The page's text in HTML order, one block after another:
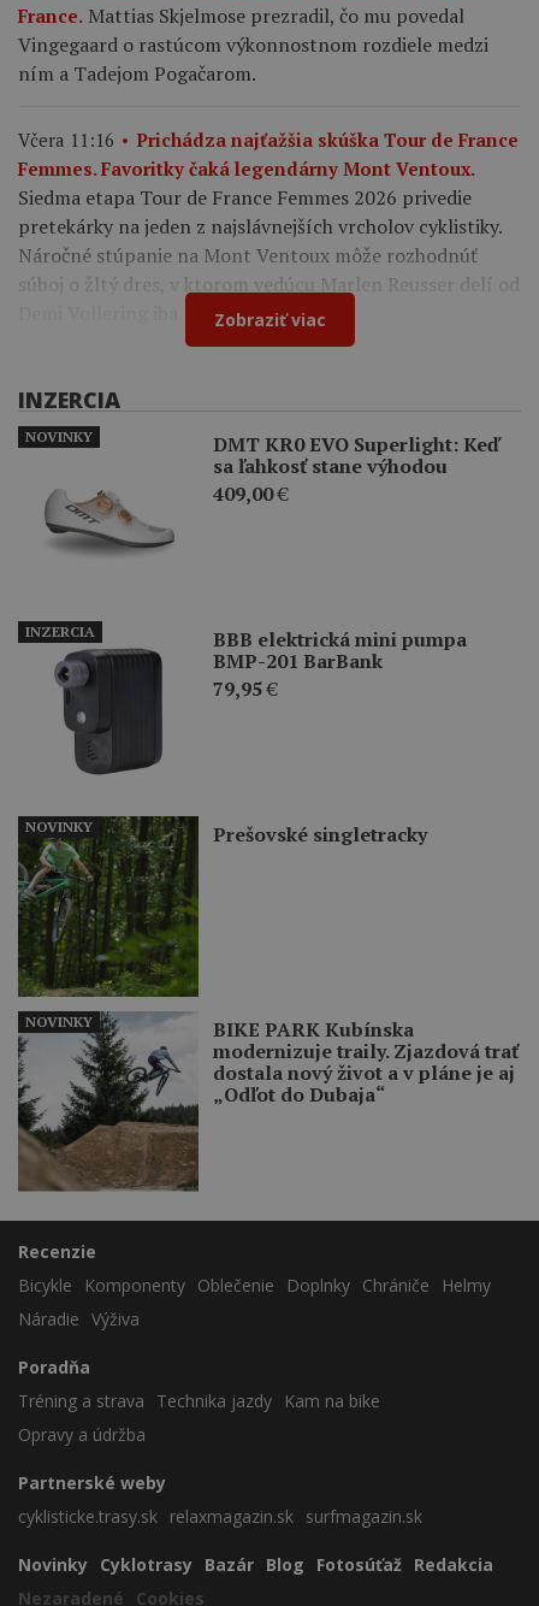
France. Mattias Skjelmose prezradil, čo mu povedal
Vingegaard o rastúcom výkonnostnom rozdiele medzi
ním a Tadejom Pogačarom.
Včera 11:16
Prichádza najťažšia skúška Tour de France
Femmes. Favoritky čaká legendárny Mont Ventoux.
Siedma etapa Tour de France Femmes 2026 privedie
pretekárky na jeden z najslávnejších vrcholov cyklistiky.
Náročné stúpanie na Mont Ventoux môže rozhodnúť
súboj o žltý dres, v ktorom vedúcu Marlen Reusser delí od
Demi Vollering iba 12 sekúnd.
Zobraziť viac
INZERCIA
DMT KR0 EVO Superlight: Keď
sa ľahkosť stane výhodou
409,00€
NOVINKY
BBB elektrická mini pumpa
BMP-201 BarBank
79,95€
INZERCIA
Prešovské singletracky
NOVINKY
BIKE PARK Kubínska
modernizuje traily. Zjazdová trať
dostala nový život a v pláne je aj
„Odľot do Dubaja“
NOVINKY
Recenzie
Bicykle
Komponenty Oblečenie Doplnky Chrániče
Helmy
Náradie Výživa
Poradňa
Tréning a strava
Technika jazdy
Kam na bike
Opravy a údržba
Partnerské weby
cyklisticke.trasy.sk relaxmagazin.sk surfmagazin.sk
Novinky Cyklotrasy Bazár Blog Fotosúťaž Redakcia
Nezaradené
Cookies